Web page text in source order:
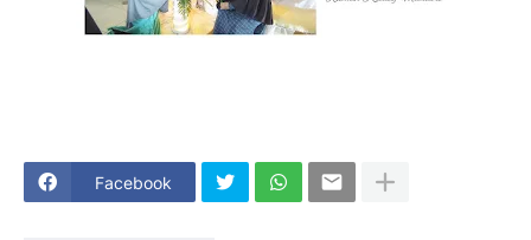
Facebook